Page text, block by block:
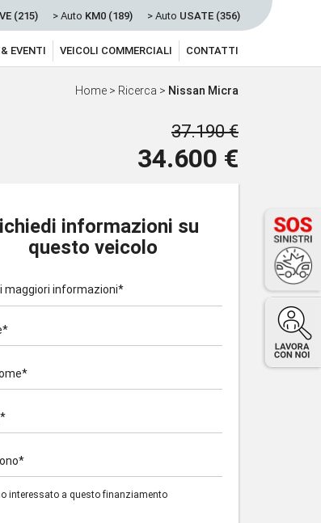
(215) > Auto KM0 (189) > Auto USATE (356)
EVENTI VEICOLI COMMERCIALI CONTATTI
Home > Ricerca > Nissan Micra
37.190 €
34.600 €
informazioni su
questo veicolo
maggiori informazioni*
interessato a questo finanziamento